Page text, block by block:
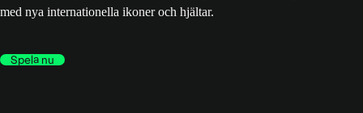
med nya internationella ikoner och hjältar.
Spela nu